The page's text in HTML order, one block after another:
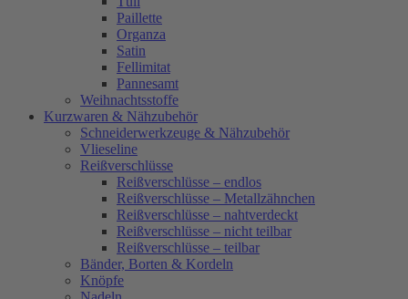
Paillette
Organza
Satin
Fellimitat
Pannesamt
Weihnachtsstoffe
Kurzwaren & Nähzubehör
Schneiderwerkzeuge & Nähzubehör
Vlieseline
Reißverschlüsse
Reißverschlüsse – endlos
Reißverschlüsse – Metallzähnchen
Reißverschlüsse – nahtverdeckt
Reißverschlüsse – nicht teilbar
Reißverschlüsse – teilbar
Bänder, Borten & Kordeln
Knöpfe